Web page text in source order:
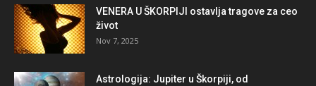
VENERA U ŠKORPIJI ostavlja tragove za ceo
život
Nov 7, 2025
Astrologija: Jupiter u Škorpiji, od